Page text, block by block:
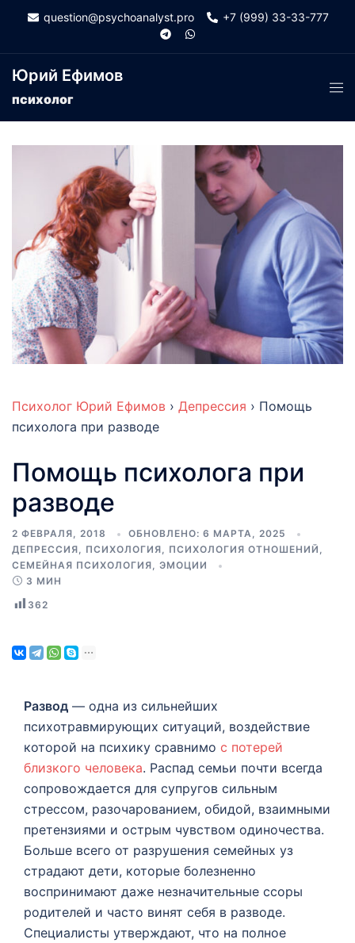
content
question@psychoanalyst.pro +7 (999) 33-33-777
Юрий Ефимов
психолог
Психолог Юрий Ефимов › Депрессия › Помощь
психолога при разводе
Помощь психолога при
разводе
2 ФЕВРАЛЯ, 2018 ОБНОВЛЕНО: 6 МАРТА, 2025
ДЕПРЕССИЯ, ПСИХОЛОГИЯ, ПСИХОЛОГИЯ ОТНОШЕНИЙ ,
СЕМЕЙНАЯ ПСИХОЛОГИЯ, ЭМОЦИИ
3 МИН
362
Развод — одна из сильнейших
психотравмирующих ситуаций, воздействие
которой на психику сравнимо с потерей
близкого человека. Распад семьи почти всегда
сопровождается для супругов сильным
стрессом, разочарованием, обидой, взаимными
претензиями и острым чувством одиночества.
Больше всего от разрушения семейных уз
страдают дети, которые болезненно
воспринимают даже незначительные ссоры
родителей и часто винят себя в разводе.
Специалисты утверждают, что на полное